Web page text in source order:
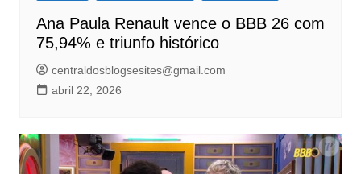
Ana Paula Renault vence o BBB 26 com
75,94% e triunfo histórico
centraldosblogsesites@gmail.com
abril 22, 2026